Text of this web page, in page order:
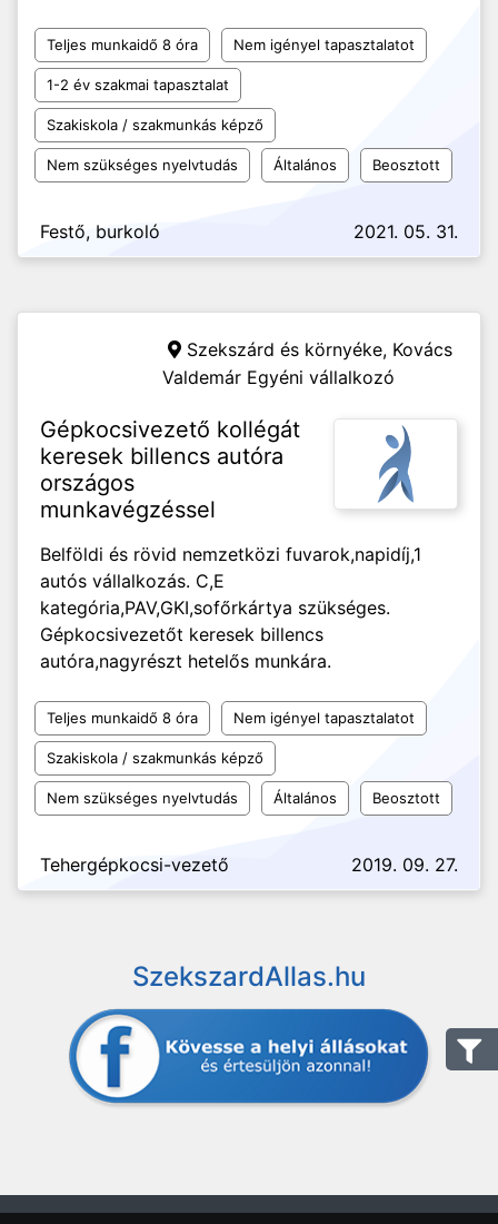
Teljes munkaidő 8 óra Nem igényel tapasztalatot
1-2 év szakmai tapasztalat
Szakiskola / szakmunkás képző
Nem szükséges nyelvtudás Általános Beosztott
Festő, burkoló 2021. 05. 31.
Szekszárd és környéke, Kovács
Valdemár Egyéni vállalkozó
Gépkocsivezető kollégát
keresek billencs autóra
országos
munkavégzéssel
Belföldi és rövid nemzetközi fuvarok,napidíj,1
autós vállalkozás. C,E
kategória,PAV,GKI,sofőrkártya szükséges.
Gépkocsivezetőt keresek billencs
autóra,nagyrészt hetelős munkára.
Teljes munkaidő 8 óra Nem igényel tapasztalatot
Szakiskola / szakmunkás képző
Nem szükséges nyelvtudás Általános Beosztott
Tehergépkocsi-vezető 2019. 09. 27.
SzekszardAllas.hu